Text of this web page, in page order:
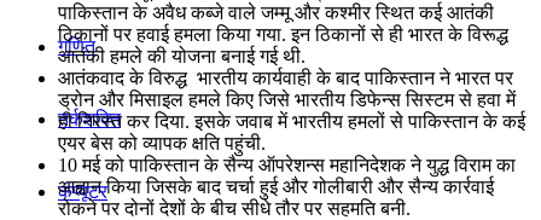
गणित
तर्कशक्ति
कंप्यूटर
पाकिस्तान के अवैध कब्जे वाले जम्मू और कश्मीर स्थित कई आतंकी
ठिकानों पर हवाई हमला किया गया. इन ठिकानों से ही भारत के विरूद्ध
आतंकी हमले की योजना बनाई गई थी.
आतंकवाद के विरुद्ध भारतीय कार्यवाही के बाद पाकिस्तान ने भारत पर
ड्रोन और मिसाइल हमले किए जिसे भारतीय डिफेन्स सिस्टम से हवा में
ही निरस्त कर दिया. इसके जवाब में भारतीय हमलों से पाकिस्तान के कई
एयर बेस को व्यापक क्षति पहुंची.
10 मई को पाकिस्तान के सैन्य ऑपरेशन्‍स महानिदेशक ने युद्ध विराम का
आह्वान किया जिसके बाद चर्चा हुई और गोलीबारी और सैन्य कार्रवाई
रोकने पर दोनों देशों के बीच सीधे तौर पर सहमति बनी.